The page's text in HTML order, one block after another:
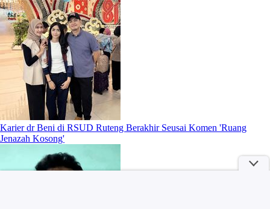
Karier dr Beni di RSUD Ruteng Berakhir Seusai Komen 'Ruang
Jenazah Kosong'